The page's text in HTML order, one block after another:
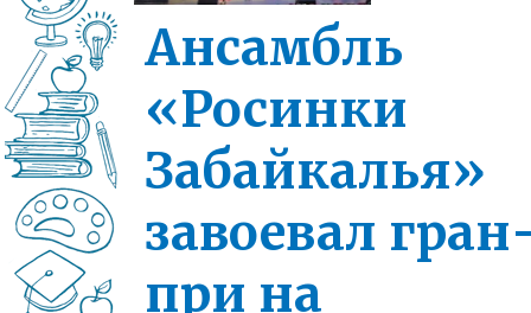
Ансамбль
«Росинки
Забайкалья»
завоевал
при на